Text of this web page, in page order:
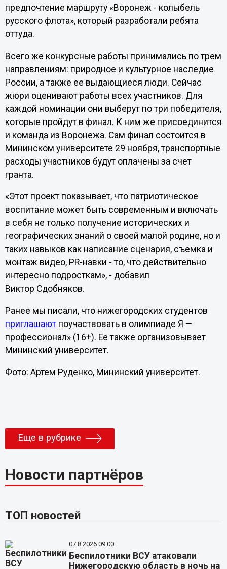
предпочтение маршруту «Воронеж - колыбель
русского флота», который разработали ребята
оттуда.
Всего же конкурсные работы принимались по трем
направлениям: природное и культурное наследие
России, а также ее выдающиеся люди. Сейчас
жюри оценивают работы всех участников. Для
каждой номинации они выберут по три победителя,
которые пройдут в финал. К ним же присоединится
и команда из Воронежа. Сам финал состоится в
Мининском университете 29 ноября, транспортные
расходы участников будут оплачены за счет
гранта.
«Этот проект показывает, что патриотическое
воспитание может быть современным и включать
в себя не только получение исторических и
географических знаний о своей малой родине, но и
таких навыков как написание сценария, съемка и
монтаж видео, PR-навки - то, что действительно
интересно подросткам», - добавил
Виктор Сдобняков.
Ранее мы писали, что нижегородских студентов
приглашают поучаствовать в олимпиаде Я —
профессионал» (16+). Ее также организовывает
Мининский университет.
Фото: Артем Руденко, Мининский университет.
Еще в рубрике
Новости партнёров
ТОП новостей
07.8.2026 09:00
Беспилотники ВСУ атаковали
Нижегородскую область в ночь на